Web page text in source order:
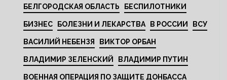
БЕЛГОРОДСКАЯ ОБЛАСТЬ БЕСПИЛОТНИКИ
БИЗНЕС БОЛЕЗНИ И ЛЕКАРСТВА В РОССИИ ВСУ
ВАСИЛИЙ НЕБЕНЗЯ ВИКТОР ОРБАН
ВЛАДИМИР ЗЕЛЕНСКИЙ ВЛАДИМИР ПУТИН
ВОЕННАЯ ОПЕРАЦИЯ ПО ЗАЩИТЕ ДОНБАССА